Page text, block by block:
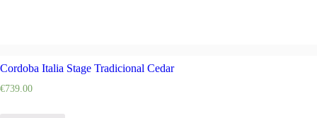
Cordoba Italia Stage Tradicional Cedar
€739.00